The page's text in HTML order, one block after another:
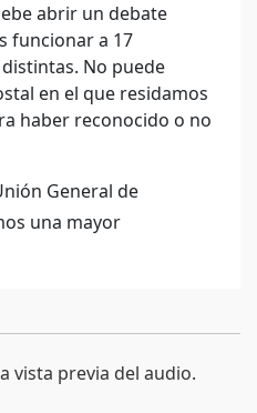
abrir un debate
funcionar a 17
No puede
en el que residamos
haber reconocido o no
General de
una mayor